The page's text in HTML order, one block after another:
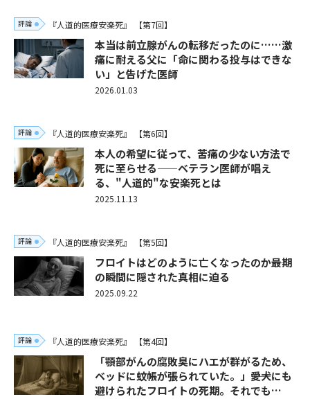
評論 『人道的医療安楽死』 【第7回】
本当は前立腺がんの転移だったのに……激
痛に耐える父に「命に関わる投与はできな
い」と告げた医師
2026.01.03
評論 『人道的医療安楽死』 【第6回】
本人の希望に従って、苦痛の少ない方法で
死に至らせる——ベテラン医師が唱え
る、"人道的"な安楽死とは
2025.11.13
評論 『人道的医療安楽死』 【第5回】
フロイトはどのように亡くなったのか――最期
の瞬間に隠された真相に迫る
2025.09.22
評論 『人道的医療安楽死』 【第4回】
「顎部がんの腐敗臭にハエが群がるため、
ベッドに蚊帳が張られていた。」――愛犬にも
避けられたフロイトの死期。それでも…